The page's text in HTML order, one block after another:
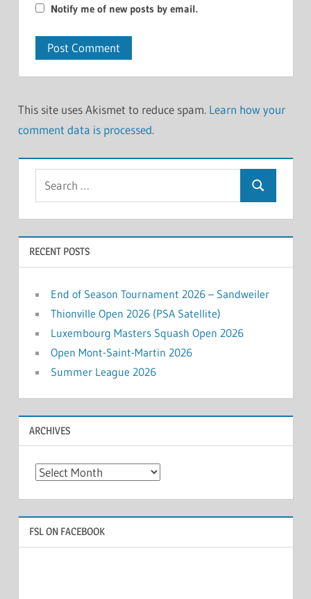
Notify me of new posts by email.
This site uses Akismet to reduce spam. Learn how your
comment data is processed.
Search
RECENT POSTS
End of Season Tournament 2026 – Sandweiler
Thionville Open 2026 (PSA Satellite)
Luxembourg Masters Squash Open 2026
Open Mont-Saint-Martin 2026
Summer League 2026
ARCHIVES
Archives
FSL ON FACEBOOK